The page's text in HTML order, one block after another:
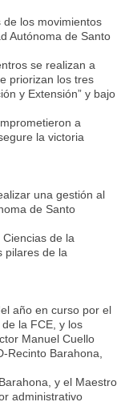
de los movimientos
Autónoma de Santo
se realizan a
priorizan los tres
y Extensión” y bajo
a
la victoria
una gestión al
de Santo
de la
pilares de la
año en curso por el
la FCE, y los
Manuel Cuello
Recinto Barahona,
y el Maestro
administrativo